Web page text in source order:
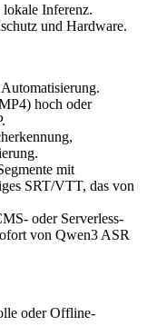
Inferenz.
und Hardware.
hoch oder
mit
SRT/VTT, das von
oder Serverless-
von Qwen3 ASR
oder Offline-